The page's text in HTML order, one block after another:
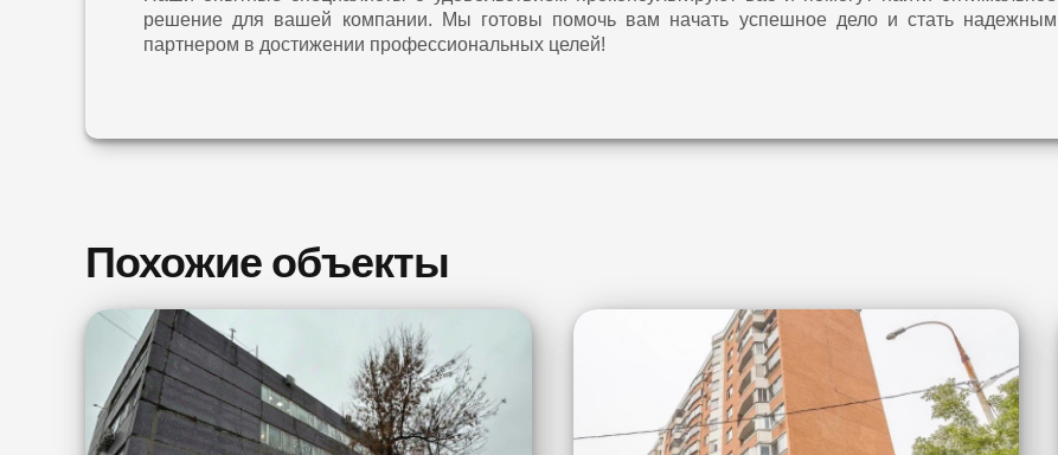
решение для вашей компании. Мы готовы помочь вам начать успешное дело и стать надежным
партнером в достижении профессиональных целей!
Похожие объекты